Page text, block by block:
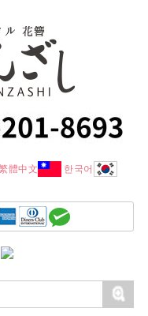
體中文 한국어